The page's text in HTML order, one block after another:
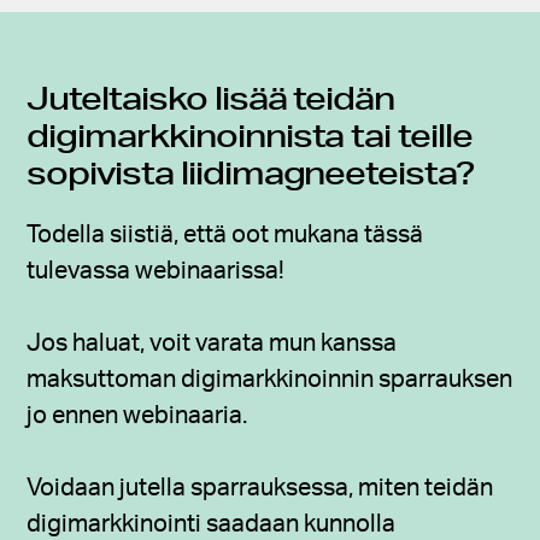
Juteltaisko lisää teidän
digimarkkinoinnista tai teille
sopivista liidimagneeteista?
Todella siistiä, että oot mukana tässä
tulevassa webinaarissa!
Jos haluat, voit varata mun kanssa
maksuttoman digimarkkinoinnin sparrauksen
jo ennen webinaaria.
Voidaan jutella sparrauksessa, miten teidän
digimarkkinointi saadaan kunnolla